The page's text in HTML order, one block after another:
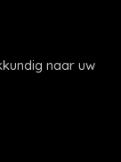
naar uw